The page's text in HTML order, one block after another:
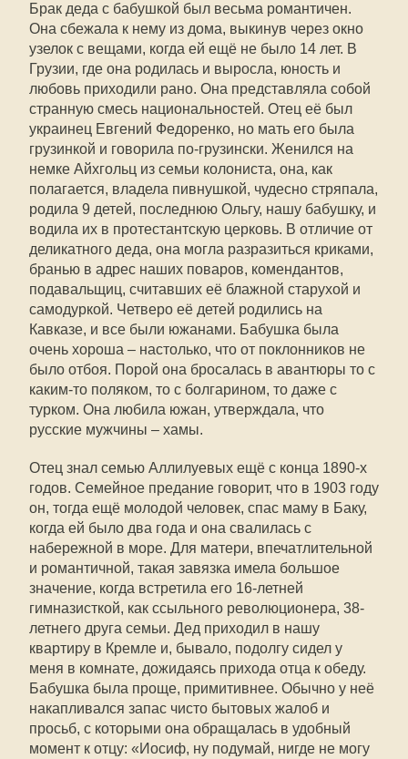
Брак деда с бабушкой был весьма романтичен.
Она сбежала к нему из дома, выкинув через окно
узелок с вещами, когда ей ещё не было 14 лет. В
Грузии, где она родилась и выросла, юность и
любовь приходили рано. Она представляла собой
странную смесь национальностей. Отец её был
украинец Евгений Федоренко, но мать его была
грузинкой и говорила по-грузински. Женился на
немке Айхгольц из семьи колониста, она, как
полагается, владела пивнушкой, чудесно стряпала,
родила 9 детей, последнюю Ольгу, нашу бабушку, и
водила их в протестантскую церковь. В отличие от
деликатного деда, она могла разразиться криками,
бранью в адрес наших поваров, комендантов,
подавальщиц, считавших её блажной старухой и
самодуркой. Четверо её детей родились на
Кавказе, и все были южанами. Бабушка была
очень хороша – настолько, что от поклонников не
было отбоя. Порой она бросалась в авантюры то с
каким-то поляком, то с болгарином, то даже с
турком. Она любила южан, утверждала, что
русские мужчины – хамы.
Отец знал семью Аллилуевых ещё с конца 1890-х
годов. Семейное предание говорит, что в 1903 году
он, тогда ещё молодой человек, спас маму в Баку,
когда ей было два года и она свалилась с
набережной в море. Для матери, впечатлительной
и романтичной, такая завязка имела большое
значение, когда встретила его 16-летней
гимназисткой, как ссыльного революционера, 38-
летнего друга семьи. Дед приходил в нашу
квартиру в Кремле и, бывало, подолгу сидел у
меня в комнате, дожидаясь прихода отца к обеду.
Бабушка была проще, примитивнее. Обычно у неё
накапливался запас чисто бытовых жалоб и
просьб, с которыми она обращалась в удобный
момент к отцу: «Иосиф, ну подумай, нигде не могу